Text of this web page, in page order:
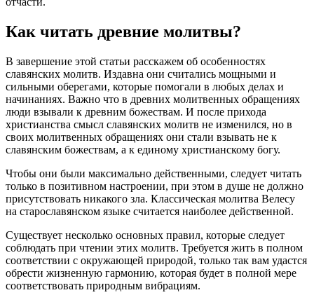
Как читать древние молитвы?
В завершение этой статьи расскажем об особенностях
славянских молитв. Издавна они считались мощными и
сильными оберегами, которые помогали в любых делах и
начинаниях. Важно что в древних молитвенных обращениях
люди взывали к древним божествам. И после прихода
христианства смысл славянских молитв не изменился, но в
своих молитвенных обращениях они стали взывать не к
славянским божествам, а к единому христианскому богу.
Чтобы они были максимально действенными, следует читать
только в позитивном настроении, при этом в душе не должно
присутствовать никакого зла. Классическая молитва Велесу
на старославянском языке считается наиболее действенной.
Существует несколько основных правил, которые следует
соблюдать при чтении этих молитв. Требуется жить в полном
соответствии с окружающей природой, только так вам удастся
обрести жизненную гармонию, которая будет в полной мере
соответствовать природным вибрациям.